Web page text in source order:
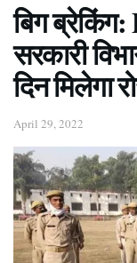
बिग ब्रेकिंग:
सरकारी
दिन मिलेगा
April 29, 2022